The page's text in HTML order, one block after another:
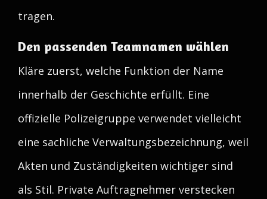
tragen.
Den passenden Teamnamen wählen
Kläre zuerst, welche Funktion der Name
innerhalb der Geschichte erfüllt. Eine
offizielle Polizeigruppe verwendet vielleicht
eine sachliche Verwaltungsbezeichnung, weil
Akten und Zuständigkeiten wichtiger sind
als Stil. Private Auftragnehmer verstecken